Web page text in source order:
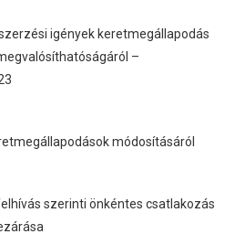
igények keretmegállapodás
–
módosításáról
szerinti önkéntes csatlakozás